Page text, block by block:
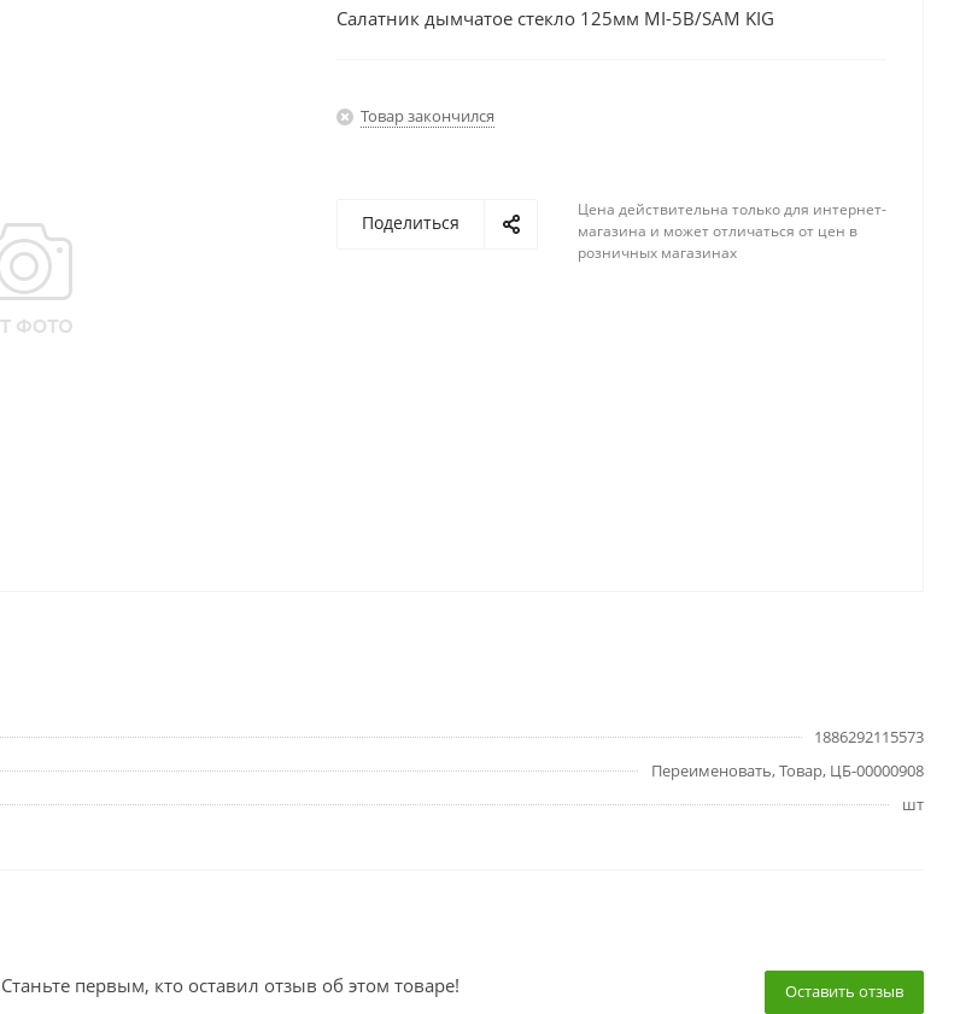
Салатник дымчатое стекло 125мм MI-5B/SAM KIG
Товар закончился
Поделиться
Цена действительна только для интернет-
магазина и может отличаться от цен в
розничных магазинах
1886292115573
Переименовать, Товар, ЦБ-00000908
шт
Оставить отзыв
первым, кто оставил отзыв об этом товаре!